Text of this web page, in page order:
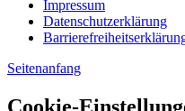
Impressum
Datenschutzerklärung
Seitenanfang
Cookie-